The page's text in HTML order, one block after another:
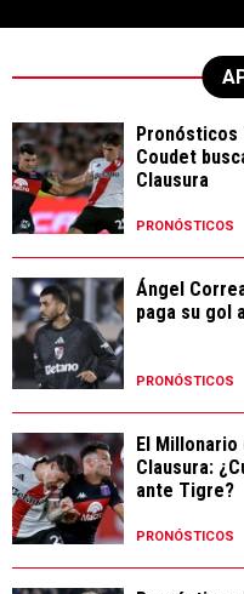
Pronósticos
Coudet
Clausura
PRONÓSTICOS
Ángel
paga su gol
PRONÓSTICOS
El
Clausura:
ante Tigre?
PRONÓSTICOS